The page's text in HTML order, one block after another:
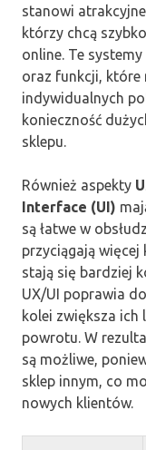
stanowi
którzy chcą
online. Te
oraz funkcji, które
indywidualnych
konieczność
sklepu.
Również aspekty
Interface (UI)
są łatwe w
przyciągają
stają się bardziej
UX/UI poprawia
kolei zwiększa ich
powrotu. W
są możliwe,
sklep innym, co
nowych klientów.